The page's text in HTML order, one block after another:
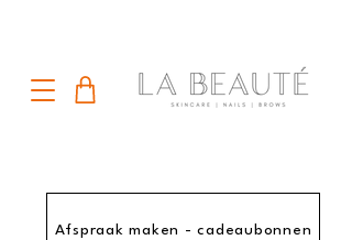
Afspraak maken - cadeaubonnen